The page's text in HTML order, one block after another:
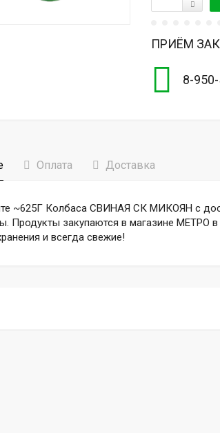
ПРИЁМ
8-
Оплата Доставка
~625Г Колбаса СВИНАЯ СК МИКОЯН с
Продукты закупаются в магазине МЕТРО
и всегда свежие!